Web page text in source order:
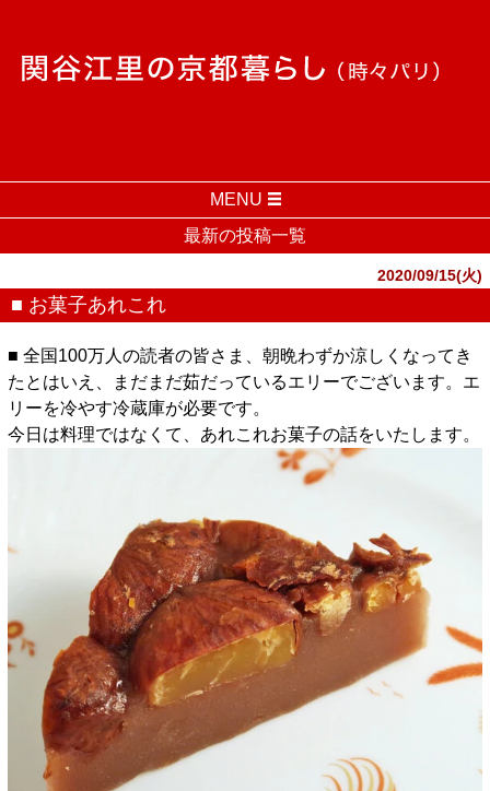
MENU
最新の投稿一覧
2020/09/15(火)
■ お菓子あれこれ
■ 全国100万人の読者の皆さま、朝晩わずか涼しくなってき
たとはいえ、まだまだ茹だっているエリーでございます。エ
リーを冷やす冷蔵庫が必要です。
今日は料理ではなくて、あれこれお菓子の話をいたします。